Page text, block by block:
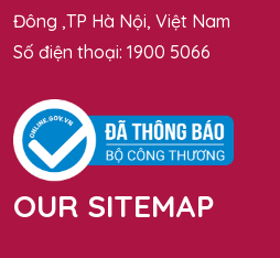
Đông ,TP Hà Nội, Việt Nam
Số điện thoại: 1900 5066
OUR SITEMAP